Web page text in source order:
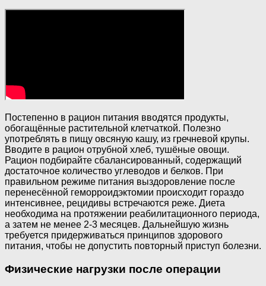
Постепенно в рацион питания вводятся продукты,
обогащённые растительной клетчаткой. Полезно
употреблять в пищу овсяную кашу, из гречневой крупы.
Вводите в рацион отрубной хлеб, тушёные овощи.
Рацион подбирайте сбалансированный, содержащий
достаточное количество углеводов и белков. При
правильном режиме питания выздоровление после
перенесённой геморроидэктомии происходит гораздо
интенсивнее, рецидивы встречаются реже. Диета
необходима на протяжении реабилитационного периода,
а затем не менее 2-3 месяцев. Дальнейшую жизнь
требуется придерживаться принципов здорового
питания, чтобы не допустить повторный приступ болезни.
Физические нагрузки после операции